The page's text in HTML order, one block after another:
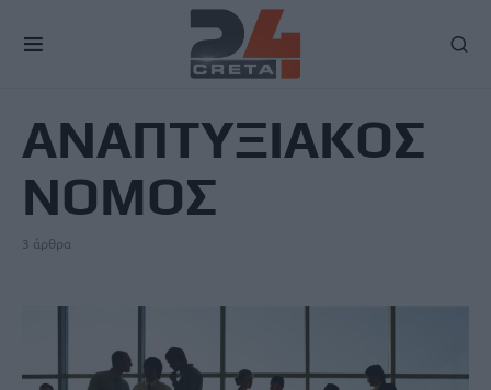
ΑΝΑΠΤΥΞΙΑΚΟΣ
ΝΟΜΟΣ
3 άρθρα